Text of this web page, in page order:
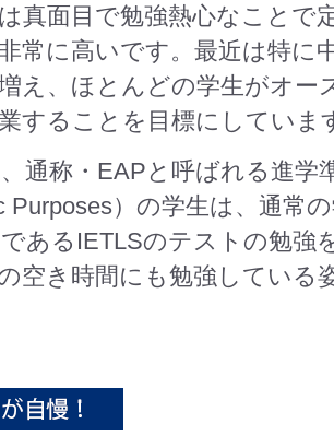
真面目で勉強熱心なことで
常に高いです。最近は特に
え、ほとんどの学生がオー
することを目標にしていま
通称・EAPと呼ばれる進学
Purposes）の学生は、通常
あるIETLSのテストの勉強
空き時間にも勉強している